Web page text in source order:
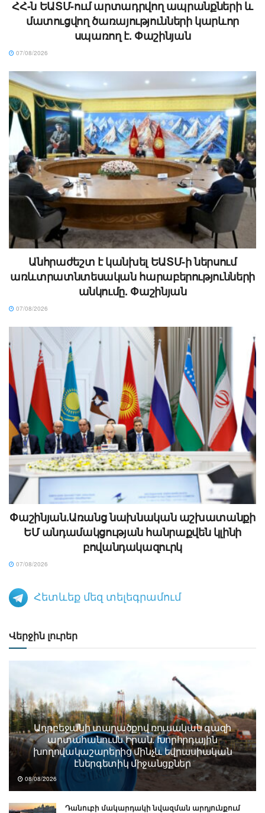
ՀՀ-ն ԵԱՏՄ-ում արտադրվող ապրանքների և
մատուցվող ծառայությունների կարևոր
սպառող է. Փաշինյան
07/08/2026
Անհրաժեշտ է կանխել ԵԱՏՄ-ի ներսում
առևտրատնտեսական հարաբերությունների
անկումը. Փաշինյան
07/08/2026
Փաշինյան.Առանց նախնական աշխատանքի
ԵՄ անդամակցության հանրաքվեն կլինի
բովանդակազուրկ
07/08/2026
Հետևեք մեզ տելեգրամում
Վերջին լուրեր
Ադրբեջանի տարածքով ռուսական գազի
արտահանումն Իրան. Խորհրդային
խողովակաշարերից մինչև եվրասիական
էներգետիկ միջանցքներ
08/08/2026
Դանուբի մակարդակի նվազման արդյունքում